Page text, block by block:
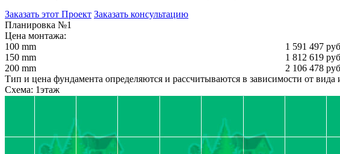
Заказать этот Проект Заказать консультацию
Планировка №1
Цена монтажа:
100 mm
1 591 497
150 mm
1 812 619
200 mm
2 106 478
Тип и цена фундамента определяются и рассчитываются в зависимости от вида
Схема: 1этаж